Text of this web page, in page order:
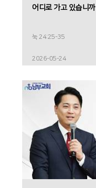
어디로 가고 있습니까
눅 24:25-35
2026-05-24